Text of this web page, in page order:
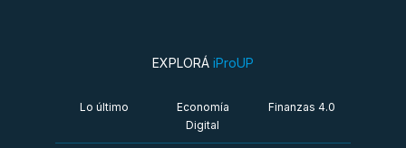
EXPLORÁ iProUP
Lo último
Economía
Digital
Finanzas 4.0